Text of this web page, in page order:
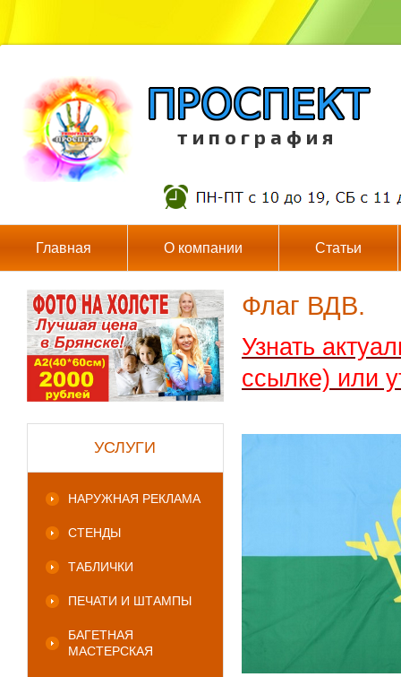
т и п о г р а ф и я
Главная О компании Статьи
УСЛУГИ
НАРУЖНАЯ РЕКЛАМА
СТЕНДЫ
ТАБЛИЧКИ
ПЕЧАТИ И ШТАМПЫ
БАГЕТНАЯ
МАСТЕРСКАЯ
Флаг ВДВ.
Узнать
ссылке) или